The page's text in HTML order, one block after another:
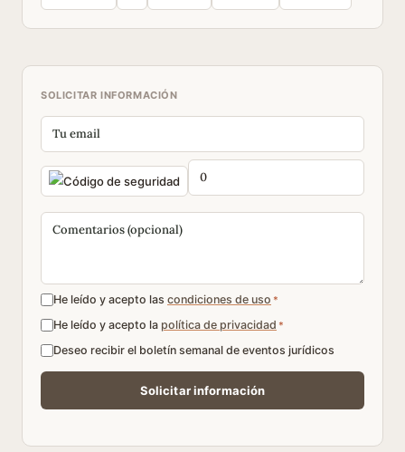
SOLICITAR INFORMACIÓN
He leído y acepto las condiciones de uso *
He leído y acepto la política de privacidad *
Deseo recibir el boletín semanal de eventos jurídicos